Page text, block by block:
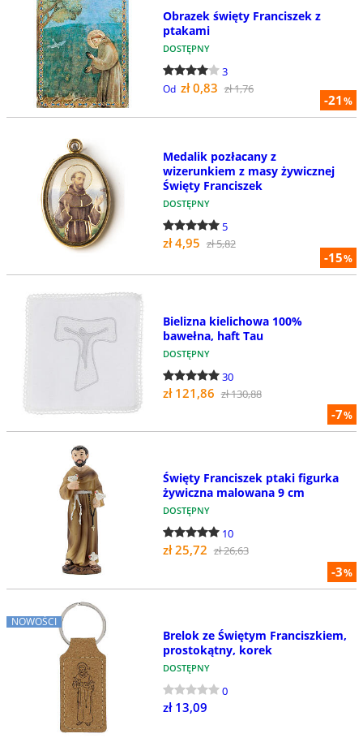
-21%
Obrazek święty Franciszek z
ptakami
DOSTĘPNY
3
Od zł 0,83 zł 1,76
-15%
Medalik pozłacany z
wizerunkiem z masy żywicznej
Święty Franciszek
DOSTĘPNY
5
zł 4,95 zł 5,82
-7%
Bielizna kielichowa 100%
bawełna, haft Tau
DOSTĘPNY
30
zł 121,86 zł 130,88
-3%
Święty Franciszek ptaki figurka
żywiczna malowana 9 cm
DOSTĘPNY
10
zł 25,72 zł 26,63
NOWOŚCI
Brelok ze Świętym Franciszkiem,
prostokątny, korek
DOSTĘPNY
0
zł 13,09